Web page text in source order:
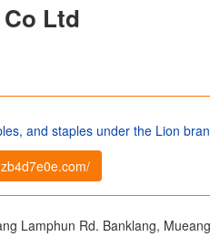
Ltd
and staples under the Lion
Lamphun Rd. Banklang,